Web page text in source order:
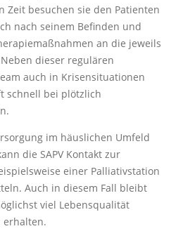
Zeit besuchen sie den Patienten
nach seinem Befinden und
an die jeweils
dieser regulären
auch in Krisensituationen
schnell bei plötzlich
im häuslichen Umfeld
die SAPV Kontakt zur
einer Palliativstation
Auch in diesem Fall bleibt
viel Lebensqualität
erhalten.